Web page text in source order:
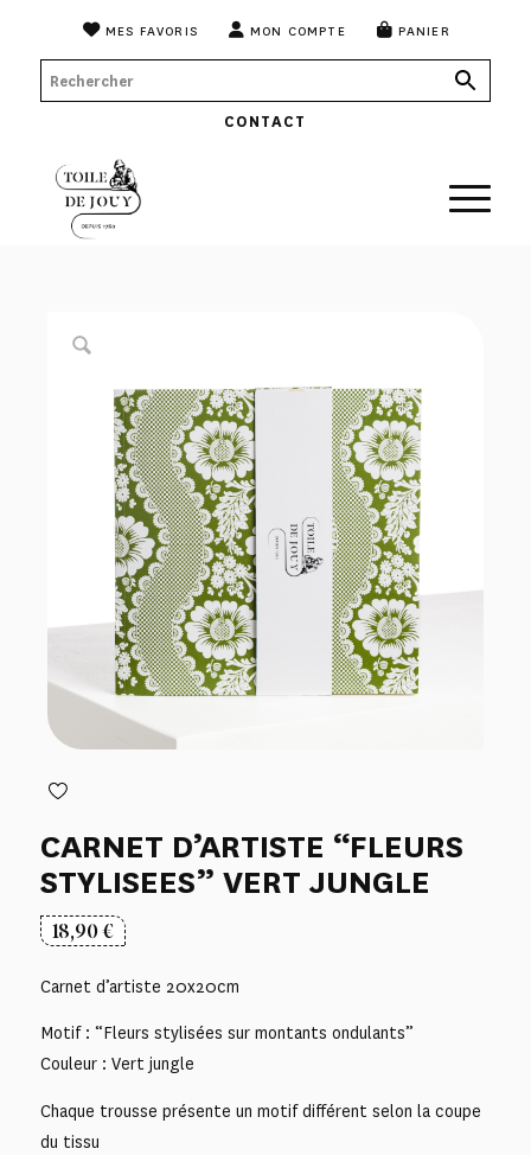
MES FAVORIS MON COMPTE PANIER
CONTACT
CARNET D’ARTISTE “FLEURS
STYLISEES” VERT JUNGLE
18,90€
Carnet d’artiste 20x20cm
Motif : “Fleurs stylisées sur montants ondulants”
Couleur : Vert jungle
Chaque trousse présente un motif différent selon la coupe
du tissu